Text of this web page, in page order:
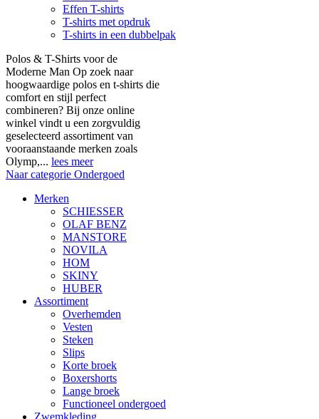
Effen T-shirts
T-shirts met opdruk
T-shirts in een dubbelpak
Polos & T-Shirts voor de
Moderne Man Op zoek naar
hoogwaardige polos en t-shirts die
comfort en stijl perfect
combineren? Bij onze online
winkel vindt u een zorgvuldig
geselecteerd assortiment van
vooraanstaande merken zoals
Olymp,... lees meer
Naar categorie Ondergoed
Merken
SCHIESSER
OLAF BENZ
MANSTORE
NOVILA
HOM
SKINY
HUBER
Assortiment
Overhemden
Vesten
Steken
Slips
Korte broek
Boxershorts
Lange broek
Functioneel ondergoed
Zwemkleding